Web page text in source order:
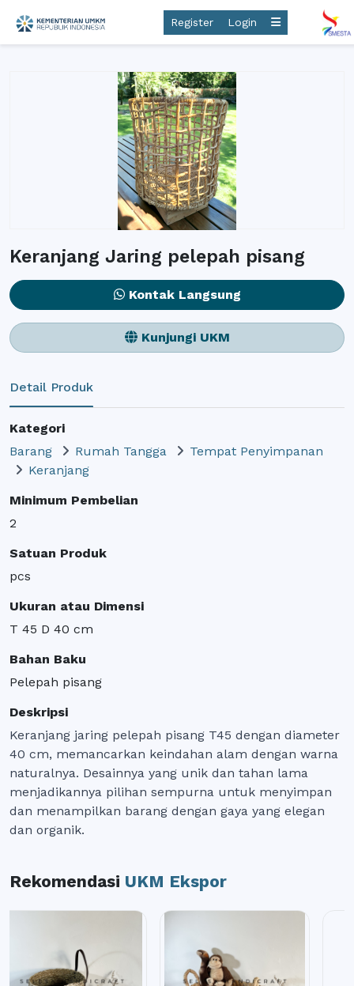
Register Login
Keranjang Jaring pelepah pisang
Kontak Langsung
Kunjungi UKM
Detail Produk
Kategori
Barang
Rumah Tangga
Tempat Penyimpanan
Keranjang
Minimum Pembelian
2
Satuan Produk
pcs
Ukuran atau Dimensi
T 45 D 40 cm
Bahan Baku
Pelepah pisang
Deskripsi
Keranjang jaring pelepah pisang T45 dengan diameter
40 cm, memancarkan keindahan alam dengan warna
naturalnya. Desainnya yang unik dan tahan lama
menjadikannya pilihan sempurna untuk menyimpan
dan menampilkan barang dengan gaya yang elegan
dan organik.
Rekomendasi UKM Ekspor